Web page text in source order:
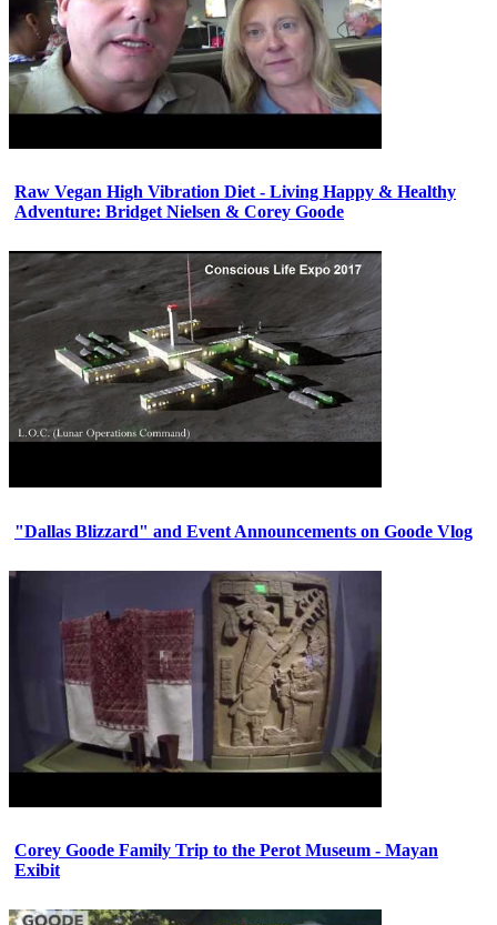
Raw Vegan High Vibration Diet - Living Happy & Healthy
Adventure: Bridget Nielsen & Corey Goode
"Dallas Blizzard" and Event Announcements on Goode Vlog
Corey Goode Family Trip to the Perot Museum - Mayan
Exibit